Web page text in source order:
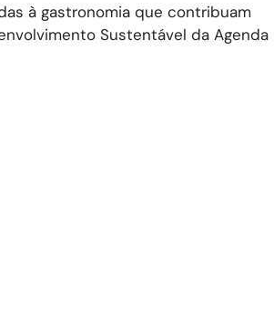
à gastronomia que contribuam
Sustentável da Agenda